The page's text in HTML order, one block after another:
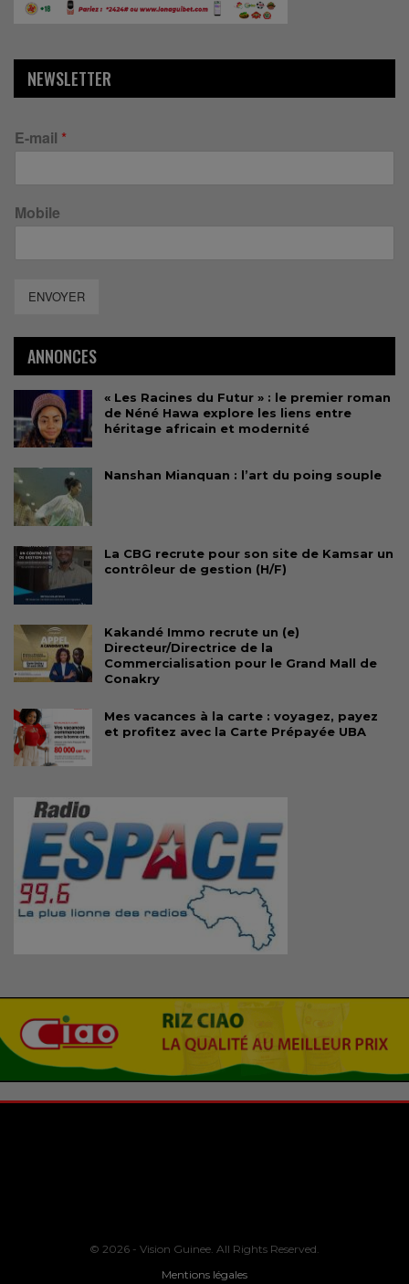
NEWSLETTER
E-mail *
Mobile
ENVOYER
ANNONCES
« Les Racines du Futur » : le premier roman
de Néné Hawa explore les liens entre
héritage africain et modernité
Nanshan Mianquan : l’art du poing souple
La CBG recrute pour son site de Kamsar un
contrôleur de gestion (H/F)
Kakandé Immo recrute un (e)
Directeur/Directrice de la
Commercialisation pour le Grand Mall de
Conakry
Mes vacances à la carte : voyagez, payez
et profitez avec la Carte Prépayée UBA
© 2026 - Vision Guinee. All Rights Reserved.
Mentions légales